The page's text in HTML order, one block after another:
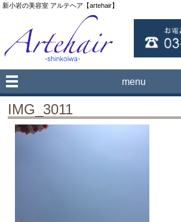
新小岩の美容室 アルテヘア【artehair】
menu
IMG_3011